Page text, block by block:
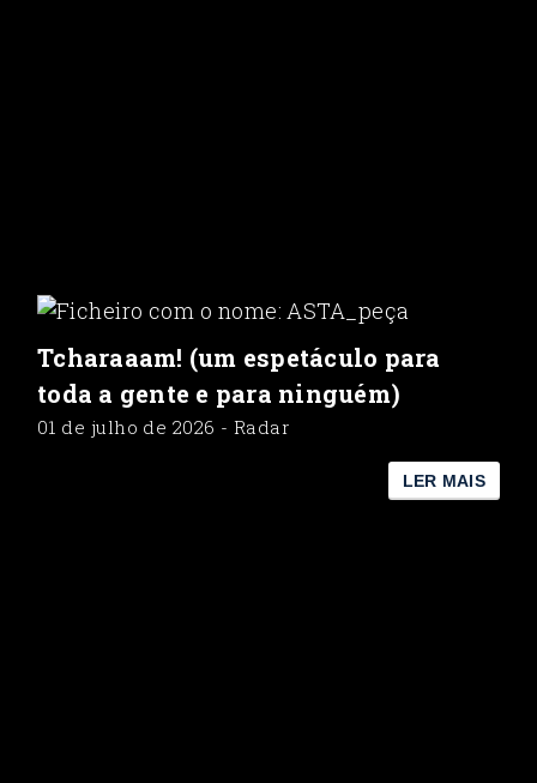
Tcharaaam! (um espetáculo para
toda a gente e para ninguém)
01 de julho de 2026 - Radar
LER MAIS